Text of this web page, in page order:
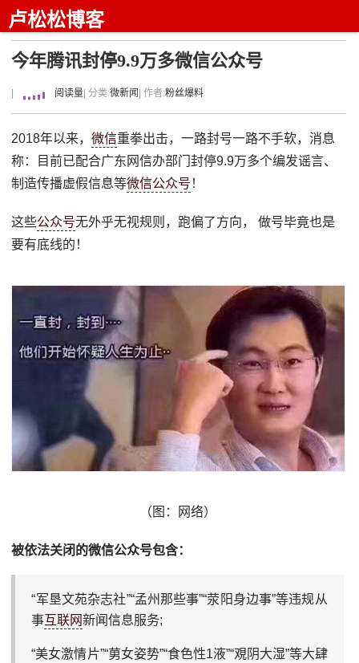
卢松松博客
今年腾讯封停9.9万多微信公众号
阅读量 | 分类:微新闻 | 作者:粉丝爆料
2018年以来，微信重拳出击，一路封号一路不手软，消息
称：目前已配合广东网信办部门封停9.9万多个编发谣言、
制造传播虚假信息等微信公众号 ！
这些公众号无外乎无视规则，跑偏了方向， 做号毕竟也是
要有底线的！
（图：网络）
被依法关闭的微信公众号包含：
“军垦文苑杂志社”“孟州那些事”“荥阳身边事”等违规从
事互联网新闻信息服务;
“美女激情片”“莮女姿势”“食色性1液”“覌阴大湿”等大肆